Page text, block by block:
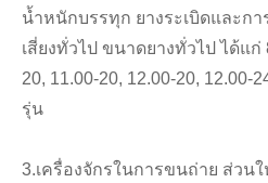
น้ำหนักบรรทุก ยางระเบิดและก
เสี่ยงทั่วไป ขนาดยางทั่วไป ได้แก่
20, 11.00-20, 12.00-20, 12.00-
รุ่น
3.เครื่องจักรในการขนถ่าย ส่วน